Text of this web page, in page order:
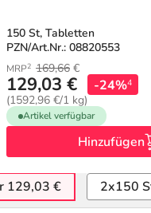
150 St, Tabletten
PZN/Art.Nr.: 08820553
MRP2 169,66 €
129,03 €
(1592,96 €/1 kg)
-24%4
Artikel verfügbar
Hinzufügen
129,03 € 2x150